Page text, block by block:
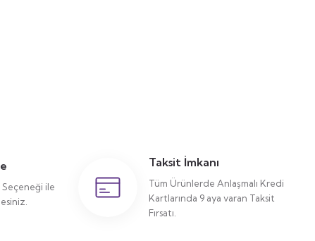
ile
Taksit İmkanı
Tüm Ürünlerde Anlaşmalı Kredi
Kartlarında 9 aya varan Taksit
Fırsatı.